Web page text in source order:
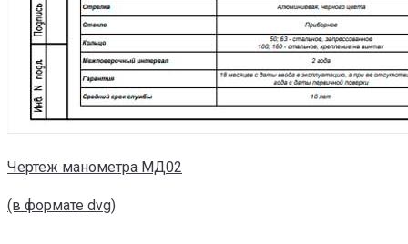
Чертеж манометра МД02
(в формате dvg)